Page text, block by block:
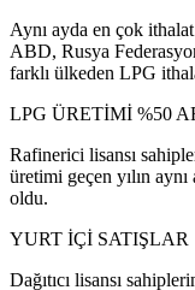
Aynı ayda en çok
ABD, Rusya
farklı ülkeden LPG
LPG ÜRETİMİ %50
Rafinerici lisansı
üretimi geçen yılın
oldu.
YURT İÇİ SATIŞLAR
Dağıtıcı lisansı